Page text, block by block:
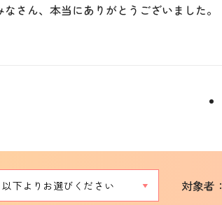
さん、本当にありがとうございました。
対象者：